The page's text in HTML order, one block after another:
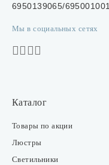
6950139065/695001001
Мы в социальных сетях
Каталог
Товары по акции
Люстры
Светильники